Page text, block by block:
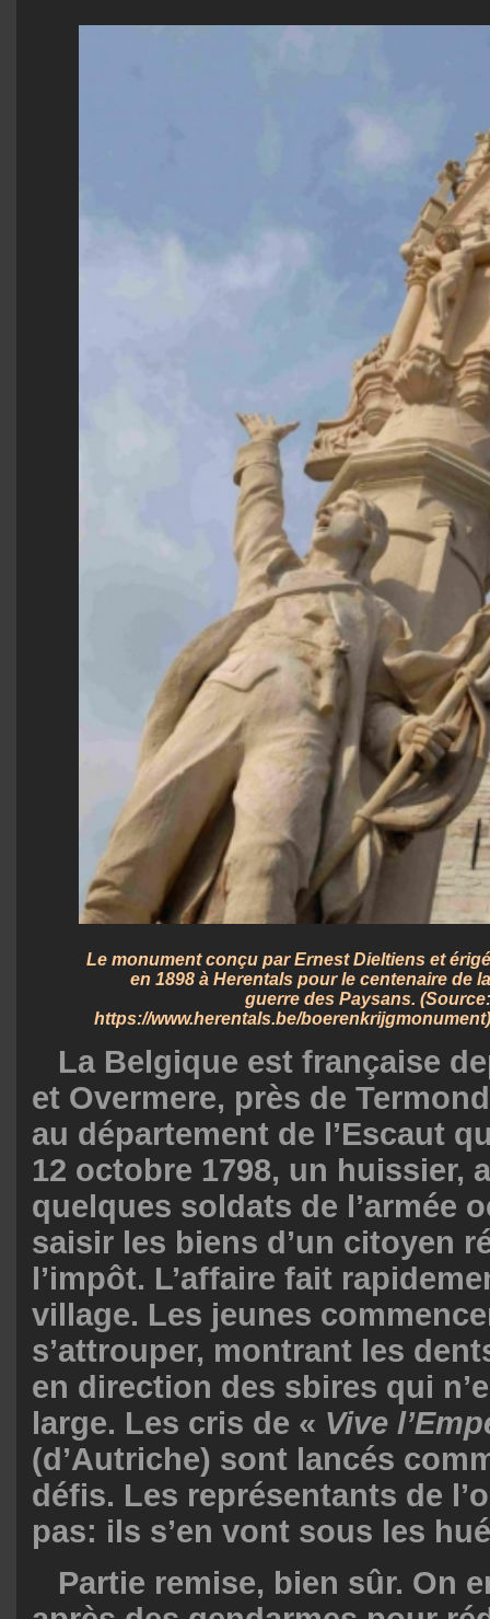
Le monument conçu par Ernest Dieltiens et érigé
en 1898 à Herentals pour le centenaire de la
guerre des Paysans. (Source:
https://www.herentals.be/boerenkrijgmonument)
La Belgique est française
et Overmere, près de
au département de l’Escaut
12 octobre 1798, un huissier,
quelques soldats de l’armée
saisir les biens d’un citoyen
l’impôt. L’affaire fait
village. Les jeunes
s’attrouper, montrant les
en direction des sbires qui
large. Les cris de « Vive
(d’Autriche) sont lancés
défis. Les représentants de
pas: ils s’en vont sous les
Partie remise, bien sûr. On